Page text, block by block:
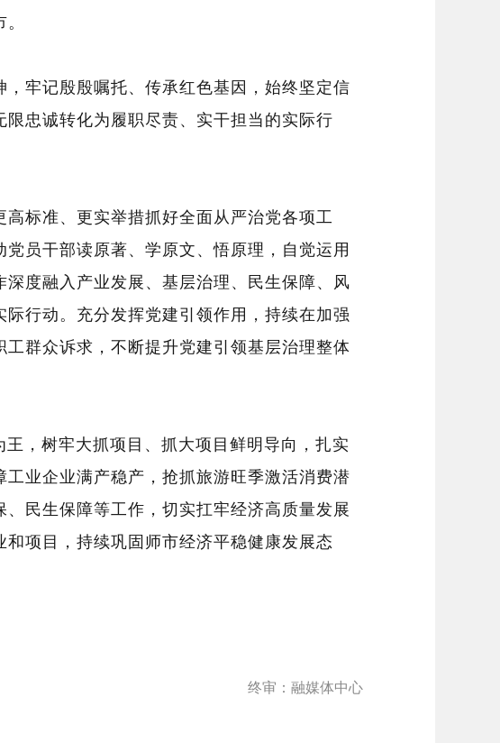
牢记殷殷嘱托、传承红色基因，始终坚定信
忠诚转化为履职尽责、实干担当的实际行
高标准、更实举措抓好全面从严治党各项工
员干部读原著、学原文、悟原理，自觉运用
度融入产业发展、基层治理、民生保障、风
行动。充分发挥党建引领作用，持续在加强
群众诉求，不断提升党建引领基层治理整体
王，树牢大抓项目、抓大项目鲜明导向，扎实
业企业满产稳产，抢抓旅游旺季激活消费潜
民生保障等工作，切实扛牢经济高质量发展
项目，持续巩固师市经济平稳健康发展态
终审：融媒体中心